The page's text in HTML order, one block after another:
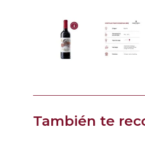
También te